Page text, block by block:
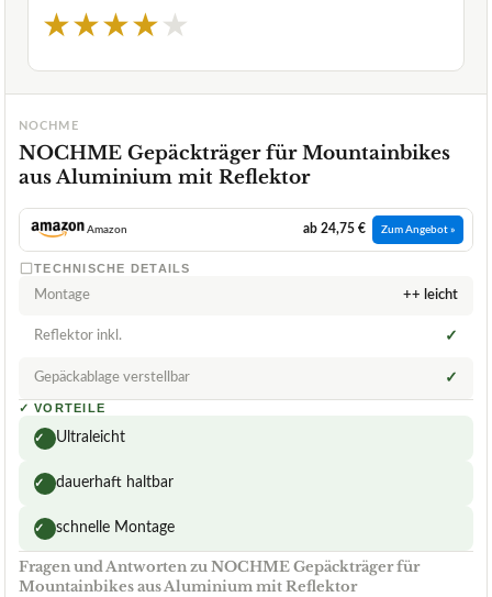
★★★★★
NOCHME
NOCHME Gepäckträger für Mountainbikes
aus Aluminium mit Reflektor
Amazon ab 24,75 € Zum Angebot »
TECHNISCHE DETAILS
Montage ++ leicht
Reflektor inkl. ✓
Gepäckablage verstellbar ✓
✓ VORTEILE
✓ Ultraleicht
✓ dauerhaft haltbar
✓ schnelle Montage
Fragen und Antworten zu NOCHME Gepäckträger für
Mountainbikes aus Aluminium mit Reflektor